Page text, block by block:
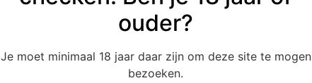
ouder?
Je moet minimaal 18 jaar daar zijn om deze site te mogen
bezoeken.